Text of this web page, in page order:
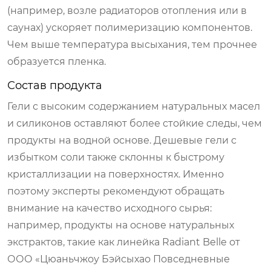
(например, возле радиаторов отопления или в
саунах) ускоряет полимеризацию компонентов.
Чем выше температура высыхания, тем прочнее
образуется пленка.
Состав продукта
Гели с высоким содержанием натуральных масел
и силиконов оставляют более стойкие следы, чем
продукты на водной основе. Дешевые гели с
избытком соли также склонны к быстрому
кристаллизации на поверхностях. Именно
поэтому эксперты рекомендуют обращать
внимание на качество исходного сырья:
например, продукты на основе натуральных
экстрактов, такие как линейка Radiant Belle от
ООО «Цюаньчжоу Бэйсыхао Повседневные